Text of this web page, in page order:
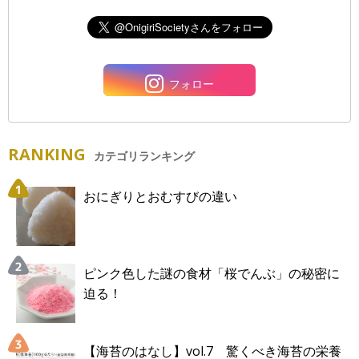
フォロー
RANKING カテゴリランキング
おにぎりとおむすびの違い
ピンク色した謎の食材「桜でんぶ」の秘密に
迫る！
【海苔のはなし】vol.7 驚くべき海苔の栄養